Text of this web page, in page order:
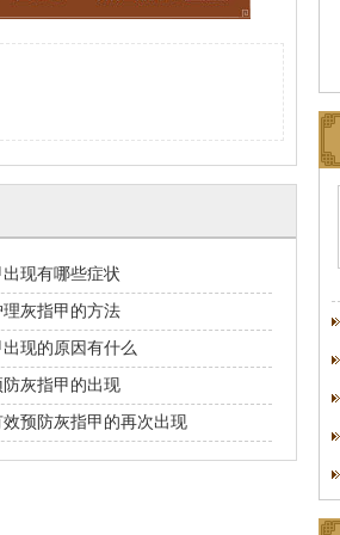
现有哪些症状
灰指甲的方法
现的原因有什么
灰指甲的出现
预防灰指甲的再次出现